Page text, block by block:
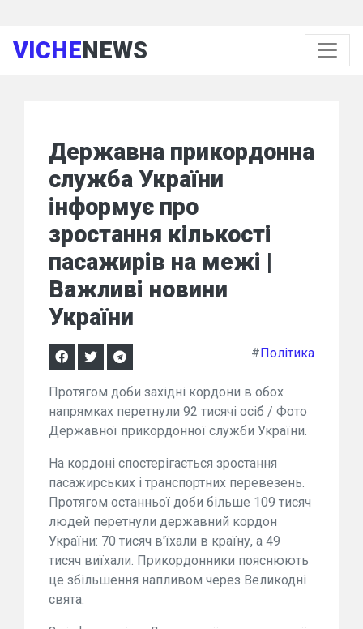
VICHENEWS
Державна прикордонна
служба України
інформує про
зростання кількості
пасажирів на межі |
Важливі новини
України
#Політика
Протягом доби західні кордони в обох
напрямках перетнули 92 тисячі осіб / Фото
Державної прикордонної служби України.
На кордоні спостерігається зростання
пасажирських і транспортних перевезень.
Протягом останньої доби більше 109 тисяч
людей перетнули державний кордон
України: 70 тисяч в'їхали в країну, а 49
тисяч виїхали. Прикордонники пояснюють
це збільшення напливом через Великодні
свята.